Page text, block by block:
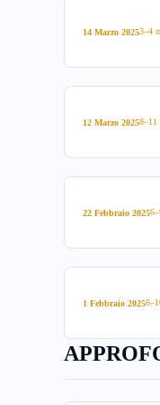
14 Marzo 20253–4
12 Marzo 20258–11
22 Febbraio 2025
1 Febbraio 2025